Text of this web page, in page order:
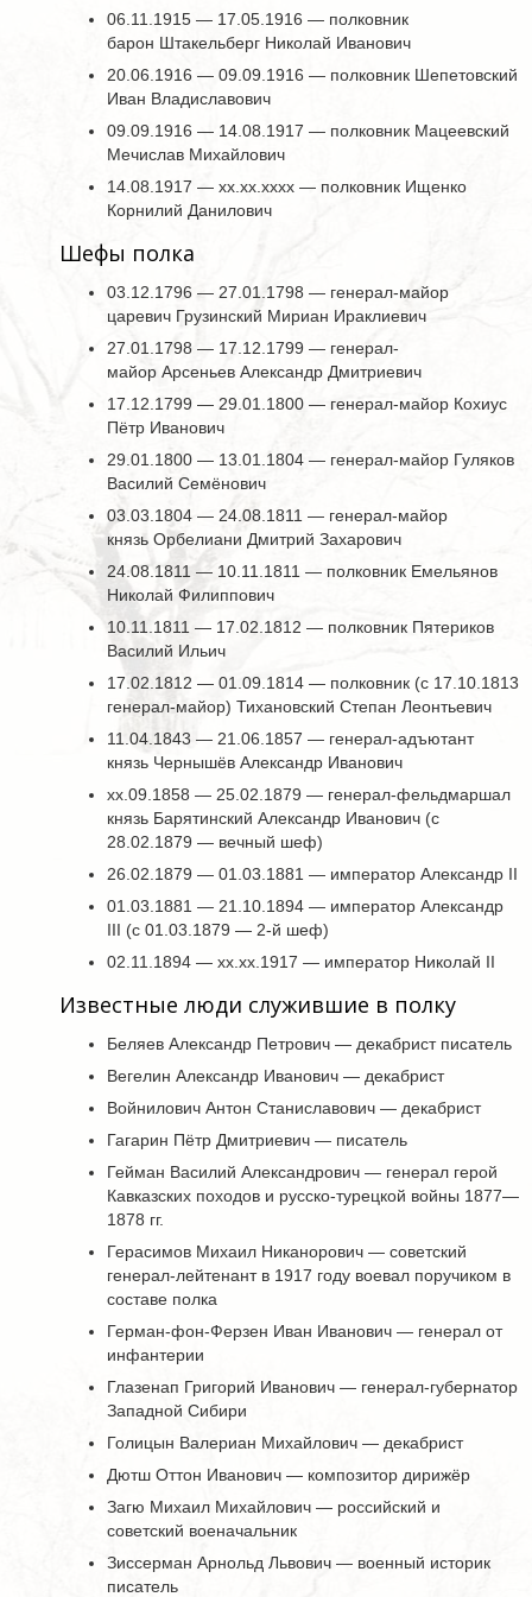
06.11.1915 — 17.05.1916 — полковник
барон Штакельберг Николай Иванович
20.06.1916 — 09.09.1916 — полковник Шепетовский
Иван Владиславович
09.09.1916 — 14.08.1917 — полковник Мацеевский
Мечислав Михайлович
14.08.1917 — хх.хх.хххх — полковник Ищенко
Корнилий Данилович
Шефы полка
03.12.1796 — 27.01.1798 — генерал-майор
царевич Грузинский Мириан Ираклиевич
27.01.1798 — 17.12.1799 — генерал-
майор Арсеньев Александр Дмитриевич
17.12.1799 — 29.01.1800 — генерал-майор Кохиус
Пётр Иванович
29.01.1800 — 13.01.1804 — генерал-майор Гуляков
Василий Семёнович
03.03.1804 — 24.08.1811 — генерал-майор
князь Орбелиани Дмитрий Захарович
24.08.1811 — 10.11.1811 — полковник Емельянов
Николай Филиппович
10.11.1811 — 17.02.1812 — полковник Пятериков
Василий Ильич
17.02.1812 — 01.09.1814 — полковник (с 17.10.1813
генерал-майор) Тихановский Степан Леонтьевич
11.04.1843 — 21.06.1857 — генерал-адъютант
князь Чернышёв Александр Иванович
хх.09.1858 — 25.02.1879 — генерал-фельдмаршал
князь Барятинский Александр Иванович (с
28.02.1879 — вечный шеф)
26.02.1879 — 01.03.1881 — император Александр II
01.03.1881 — 21.10.1894 — император Александр
III (с 01.03.1879 — 2-й шеф)
02.11.1894 — хх.хх.1917 — император Николай II
Известные люди служившие в полку
Беляев Александр Петрович — декабрист писатель
Вегелин Александр Иванович — декабрист
Войнилович Антон Станиславович — декабрист
Гагарин Пётр Дмитриевич — писатель
Гейман Василий Александрович — генерал герой
Кавказских походов и русско-турецкой войны 1877—
1878 гг.
Герасимов Михаил Никанорович — советский
генерал-лейтенант в 1917 году воевал поручиком в
составе полка
Герман-фон-Ферзен Иван Иванович — генерал от
инфантерии
Глазенап Григорий Иванович — генерал-губернатор
Западной Сибири
Голицын Валериан Михайлович — декабрист
Дютш Оттон Иванович — композитор дирижёр
Загю Михаил Михайлович — российский и
советский военачальник
Зиссерман Арнольд Львович — военный историк
писатель